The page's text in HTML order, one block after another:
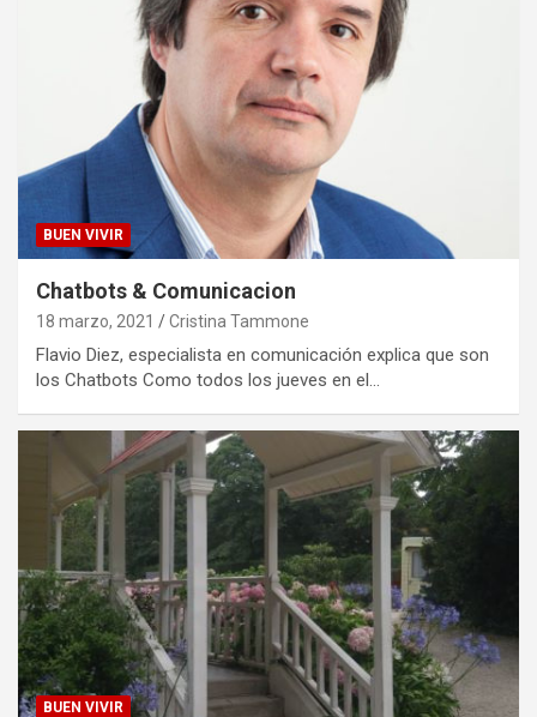
BUEN VIVIR
Chatbots & Comunicacion
18 marzo, 2021 Cristina Tammone
Flavio Diez, especialista en comunicación explica que son
los Chatbots Como todos los jueves en el…
BUEN VIVIR